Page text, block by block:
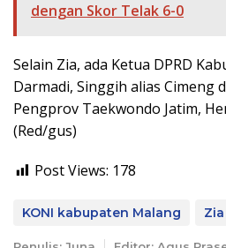
dengan Skor Telak 6-0
Selain Zia, ada Ketua DPRD
Darmadi, Singgih alias Cimeng
Pengprov Taekwondo Jatim,
(Red/gus)
Post Views: 178
KONI kabupaten Malang